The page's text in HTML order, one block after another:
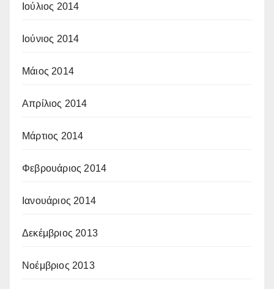
Ιούλιος 2014
Ιούνιος 2014
Μάιος 2014
Απρίλιος 2014
Μάρτιος 2014
Φεβρουάριος 2014
Ιανουάριος 2014
Δεκέμβριος 2013
Νοέμβριος 2013